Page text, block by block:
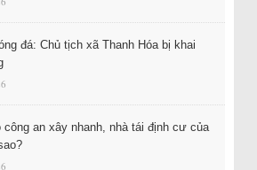
đá: Chủ tịch xã Thanh Hóa bị khai
công an xây nhanh, nhà tái định cư của